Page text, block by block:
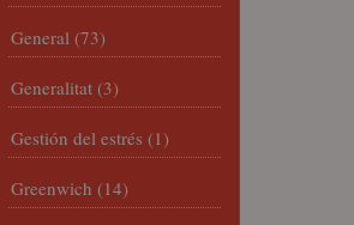
General (73)
Generalitat (3)
Gestión del estrés (1)
Greenwich (14)